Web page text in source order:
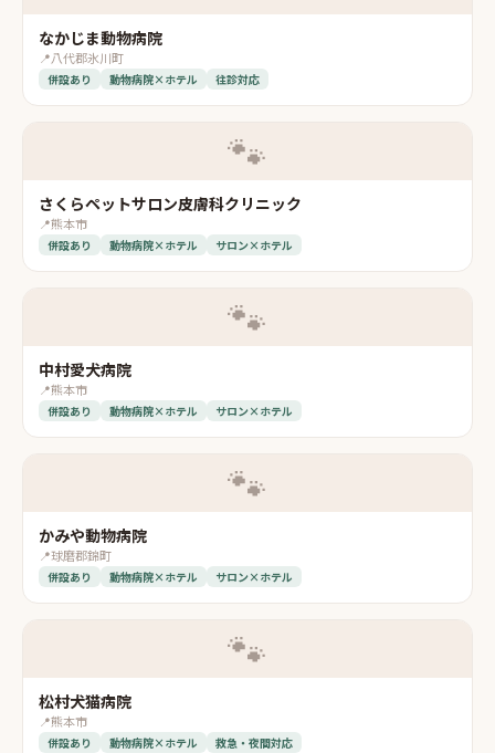
なかじま動物病院
📍八代郡氷川町
併設あり 動物病院×ホテル 往診対応
🐾
さくらペットサロン皮膚科クリニック
📍熊本市
併設あり 動物病院×ホテル サロン×ホテル
🐾
中村愛犬病院
📍熊本市
併設あり 動物病院×ホテル サロン×ホテル
🐾
かみや動物病院
📍球磨郡錦町
併設あり 動物病院×ホテル サロン×ホテル
🐾
松村犬猫病院
📍熊本市
併設あり 動物病院×ホテル 救急・夜間対応